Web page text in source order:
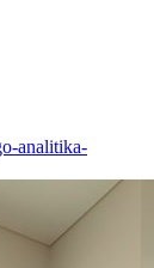
analitika-